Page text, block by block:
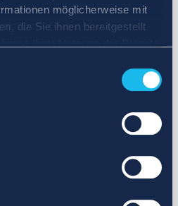
möglicherweise mit
die Sie ihnen bereitgestellt